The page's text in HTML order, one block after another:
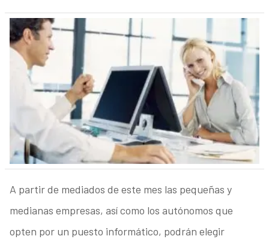
A partir de mediados de este mes las pequeñas y
medianas empresas, así como los autónomos que
opten por un puesto informático, podrán elegir